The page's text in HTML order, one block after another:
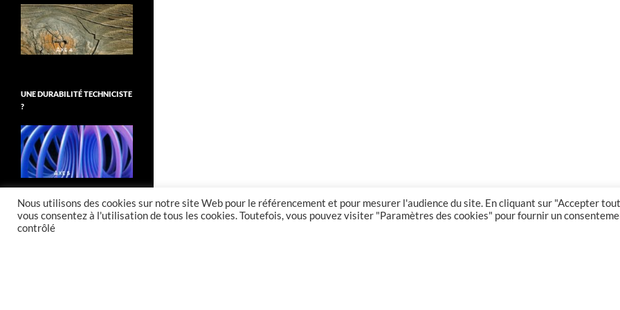
UNE DURABILITÉ TECHNICISTE
?
Nous utilisons des cookies sur notre site Web pour le référencement et pour mesurer l'audience du site. En cliquant sur "Accepter
vous consentez à l'utilisation de tous les cookies. Toutefois, vous pouvez visiter "Paramètres des cookies" pour fournir un
contrôlé